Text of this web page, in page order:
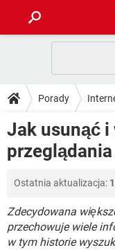
GRY
SPOTIFY
INSTAGRAM
PORADY
PlayStation
GRY
SPOTIFY
INSTAGRAM
WINDOWS 10
DO POBRANIA
ANDROID
INSTAGRAM
WINDOWS 10
FORUM
COVID-19
GRY
SPOTIFY
COVID-19
GRY
Porady
Jak usunąć
przeglądania
Ostatnia aktualizacja:
Zdecydowana
przechowuje wiele
w tym historie